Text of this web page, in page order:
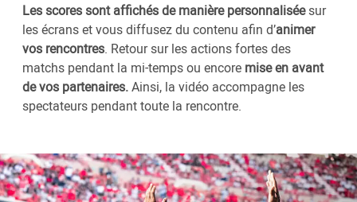
Les scores sont affichés de manière personnaliséesur
les écrans et vous diffusez du contenu afin d’animer
vos rencontres. Retour sur les actions fortes des
matchs pendant la mi-temps ou encore mise en avant
de vos partenaires.Ainsi, la vidéo accompagne les
spectateurs pendant toute la rencontre.